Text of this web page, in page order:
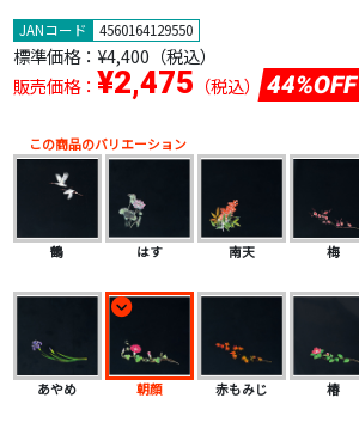
JANコード 4560164129550
標準価格： ¥4,400（税込）
販売価格： ¥2,475 （税込） 44%OFF
この商品のバリエーション
鶴 はす 南天 梅
あやめ 朝顔 赤もみじ 椿